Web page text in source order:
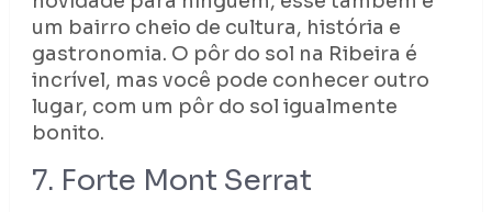
um bairro cheio de cultura, história e
gastronomia. O pôr do sol na Ribeira é
incrível, mas você pode conhecer outro
lugar, com um pôr do sol igualmente
bonito.
7. Forte Mont Serrat